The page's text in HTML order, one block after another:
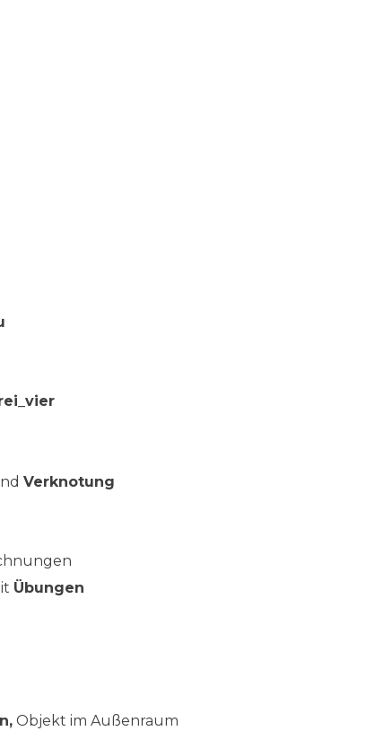
Verknotung
Übungen
Objekt im Außenraum